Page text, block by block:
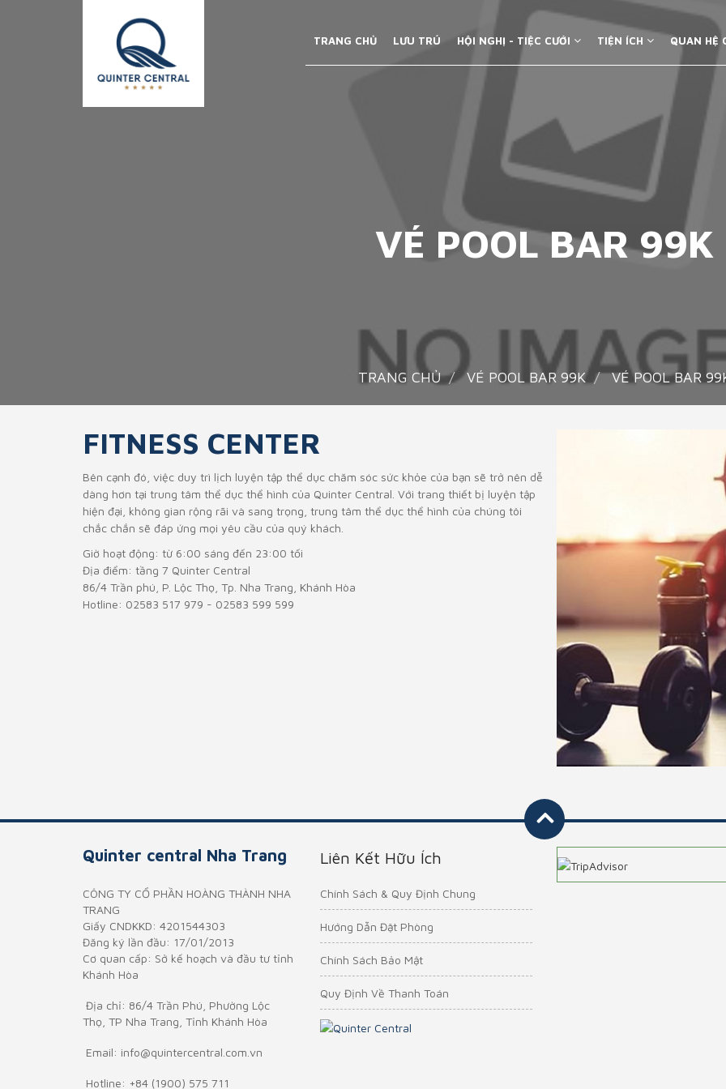
TRANG CHỦ LƯU TRÚ HỘI NGHỊ - TIỆC CƯỚI TIỆN ÍCH QUAN HỆ
VÉ POOL BAR 99K
TRANG CHỦ VÉ POOL BAR 99K VÉ POOL BAR
FITNESS CENTER
Bên cạnh đó, việc duy trì lịch luyện tập thể dục chăm sóc sức khỏe của bạn sẽ trở nên dễ
dàng hơn tại trung tâm thể dục thể hình của Quinter Central. Với trang thiết bị luyện tập
hiện đại, không gian rộng rãi và sang trọng, trung tâm thể dục thể hình của chúng tôi
chắc chắn sẽ đáp ứng mọi yêu cầu của quý khách.
Giờ hoạt động: từ 6:00 sáng đến 23:00 tối
Địa điểm: tầng 7 Quinter Central
86/4 Trần phú, P. Lộc Thọ, Tp. Nha Trang, Khánh Hòa
Hotline: 02583 517 979 - 02583 599 599
Quinter central Nha Trang
CÔNG TY CỔ PHẦN HOÀNG THÀNH NHA
TRANG
Giấy CNDKKD: 4201544303
Đăng ký lần đầu: 17/01/2013
Cơ quan cấp: Sở kế hoạch và đầu tư tỉnh
Khánh Hòa
Địa chỉ: 86/4 Trần Phú, Phường Lộc
Thọ, TP Nha Trang, Tỉnh Khánh Hòa
Email: info@quintercentral.com.vn
Hotline: +84 (1900) 575 711
Liên Kết Hữu Ích
Chính Sách & Quy Định Chung
Hướng Dẫn Đặt Phòng
Chính Sách Bảo Mật
Quy Định Về Thanh Toán